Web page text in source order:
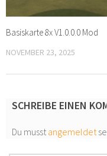
Basiskarte 8x V1.0.0.0 Mod
NOVEMBER 23, 2025
SCHREIBE EINEN
Du musstangemeldet